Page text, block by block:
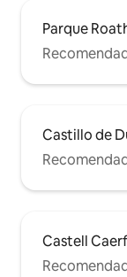
Parque
Castillo de
Castell